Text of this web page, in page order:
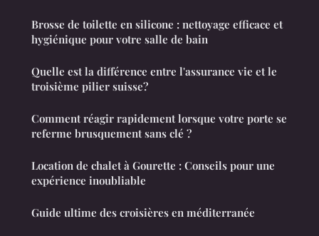
Brosse de toilette en silicone : nettoyage efficace et
hygiénique pour votre salle de bain
Quelle est la différence entre l'assurance vie et le
troisième pilier suisse?
Comment réagir rapidement lorsque votre porte se
referme brusquement sans clé ?
Location de chalet à Gourette : Conseils pour une
expérience inoubliable
Guide ultime des croisières en méditerranée